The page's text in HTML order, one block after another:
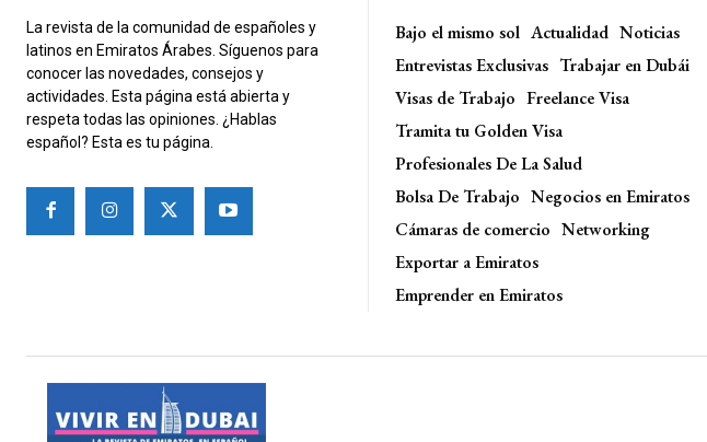
La revista de la comunidad de españoles y
latinos en Emiratos Árabes. Síguenos para
conocer las novedades, consejos y
actividades. Esta página está abierta y
respeta todas las opiniones. ¿Hablas
español? Esta es tu página.
Bajo el mismo sol Actualidad Noticias
Entrevistas Exclusivas Trabajar en Dubái
Visas de Trabajo Freelance Visa
Tramita tu Golden Visa
Profesionales De La Salud
Bolsa De Trabajo Negocios en Emiratos
Cámaras de comercio Networking
Exportar a Emiratos
Emprender en Emiratos